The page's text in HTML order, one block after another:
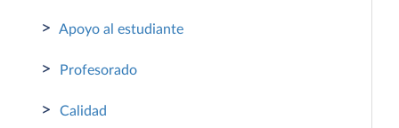
> Apoyo al estudiante
> Profesorado
> Calidad